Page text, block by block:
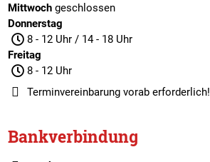
Mittwochgeschlossen
Donnerstag
8 - 12 Uhr / 14 - 18 Uhr
Freitag
8 - 12 Uhr
Terminvereinbarungvorab erforderlich!
Bankverbindung